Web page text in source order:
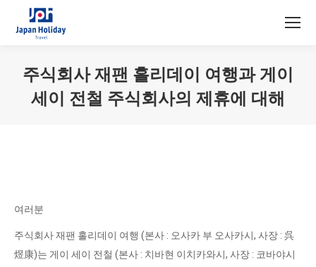
주식회사 재팬 홀리데이 여행과 게이
세이 전철 주식회사의 제휴에 대해
여러분
주식회사 재팬 홀리데이 여행 (본사 : 오사카 부 오사카시, 사장 : 呉
煜康)는 게이 세이 전철 (본사 : 치바현 이치카와시, 사장 : 코바야시